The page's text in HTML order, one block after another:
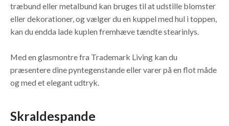
træbund eller metalbund kan bruges til at udstille blomster
eller dekorationer, og vælger du en kuppel med hul i toppen,
kan du endda lade kuplen fremhæve tændte stearinlys.
Med en glasmontre fra Trademark Living kan du
præsentere dine pyntegenstande eller varer på en flot måde
og med et elegant udtryk.
Skraldespande